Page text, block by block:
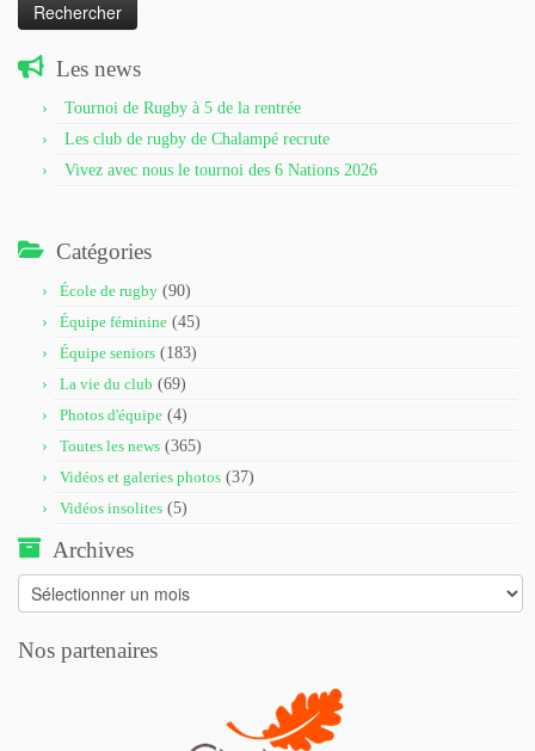
Les news
Tournoi de Rugby à 5 de la rentrée
Les club de rugby de Chalampé recrute
Vivez avec nous le tournoi des 6 Nations 2026
Catégories
École de rugby (90)
Équipe féminine (45)
Équipe seniors (183)
La vie du club (69)
Photos d'équipe (4)
Toutes les news (365)
Vidéos et galeries photos (37)
Vidéos insolites (5)
Archives
Archives
Nos partenaires